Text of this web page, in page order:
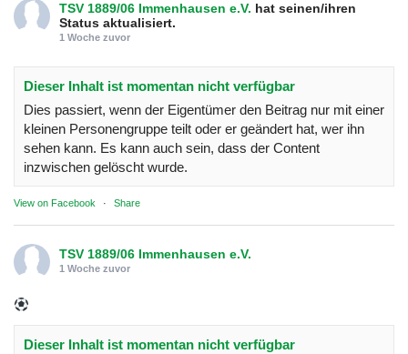
TSV 1889/06 Immenhausen e.V. hat seinen/ihren
Status aktualisiert.
1 Woche zuvor
Dieser Inhalt ist momentan nicht verfügbar
Dies passiert, wenn der Eigentümer den Beitrag nur mit einer
kleinen Personengruppe teilt oder er geändert hat, wer ihn
sehen kann. Es kann auch sein, dass der Content
inzwischen gelöscht wurde.
View on Facebook · Share
TSV 1889/06 Immenhausen e.V.
1 Woche zuvor
Dieser Inhalt ist momentan nicht verfügbar